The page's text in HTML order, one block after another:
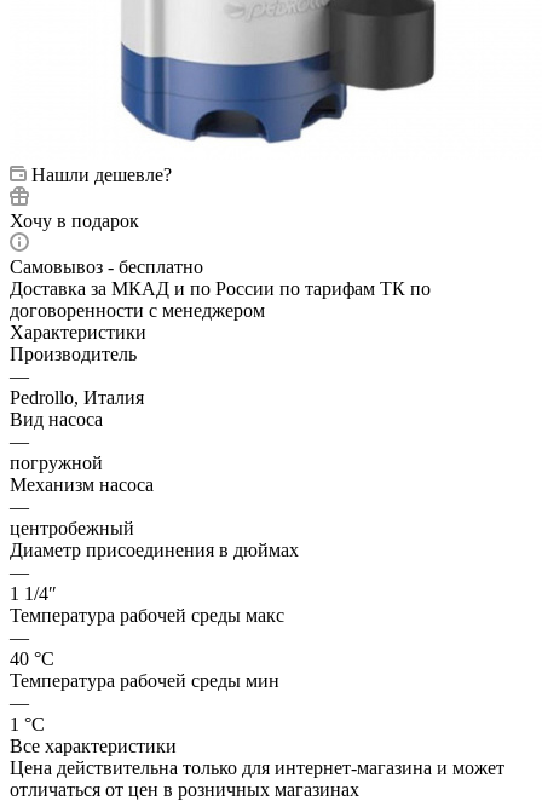
Нашли дешевле?
Хочу в подарок
Самовывоз - бесплатно
Доставка за МКАД и по России по тарифам ТК по
договоренности с менеджером
Характеристики
Производитель
—
Pedrollo, Италия
Вид насоса
—
погружной
Механизм насоса
—
центробежный
Диаметр присоединения в дюймах
—
1 1/4″
Температура рабочей среды макс
—
40 °С
Температура рабочей среды мин
—
1 °С
Все характеристики
Цена действительна только для интернет-магазина и может
отличаться от цен в розничных магазинах